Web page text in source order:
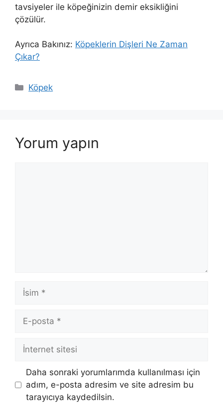
tavsiyeler ile köpeğinizin demir eksikliğini
çözülür.
Ayrıca Bakınız: Köpeklerin Dişleri Ne Zaman
Çıkar?
Kategoriler
Köpek
Yorum yapın
İsim
posta
İnternet
Daha sonraki yorumlarımda kullanılması için
adım, e-posta adresim ve site adresim bu
tarayıcıya kaydedilsin.